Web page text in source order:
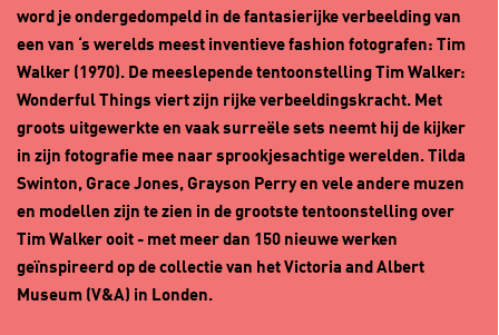
word je ondergedompeld in de fantasierijke verbeelding van
een van ‘s werelds meest inventieve fashion fotografen: Tim
Walker (1970). De meeslepende tentoonstelling Tim Walker:
Wonderful Things viert zijn rijke verbeeldingskracht. Met
groots uitgewerkte en vaak surreële sets neemt hij de kijker
in zijn fotografie mee naar sprookjesachtige werelden. Tilda
Swinton, Grace Jones, Grayson Perry en vele andere muzen
en modellen zijn te zien in de grootste tentoonstelling over
Tim Walker ooit - met meer dan 150 nieuwe werken
geïnspireerd op de collectie van het Victoria and Albert
Museum (V&A) in Londen.